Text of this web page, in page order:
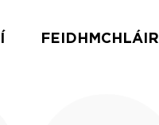
FEIDHMCHLÁIR